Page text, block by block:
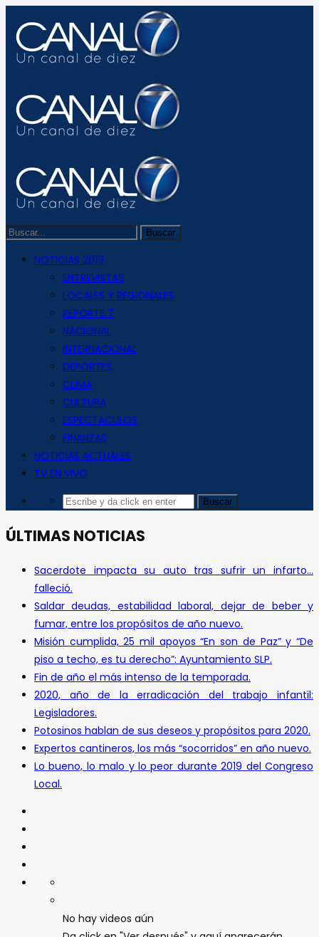
NOTICIAS 2019
ENTREVISTAS
LOCALES Y REGIONALES
REPORTE 7
NACIONAL
INTERNACIONAL
DEPORTES
CLIMA
CULTURA
ESPECTACULOS
FINANZAS
NOTICIAS ACTUALES
TV EN VIVO
ÚLTIMAS NOTICIAS
Sacerdote impacta su auto tras sufrir un infarto…
falleció.
Saldar deudas, estabilidad laboral, dejar de beber y
fumar, entre los propósitos de año nuevo.
Misión cumplida, 25 mil apoyos “En son de Paz” y “De
piso a techo, es tu derecho”: Ayuntamiento SLP.
Fin de año el más intenso de la temporada.
2020, año de la erradicación del trabajo infantil:
Legisladores.
Potosinos hablan de sus deseos y propósitos para 2020.
Expertos cantineros, los más “socorridos” en año nuevo.
Lo bueno, lo malo y lo peor durante 2019 del Congreso
Local.
No hay videos aún